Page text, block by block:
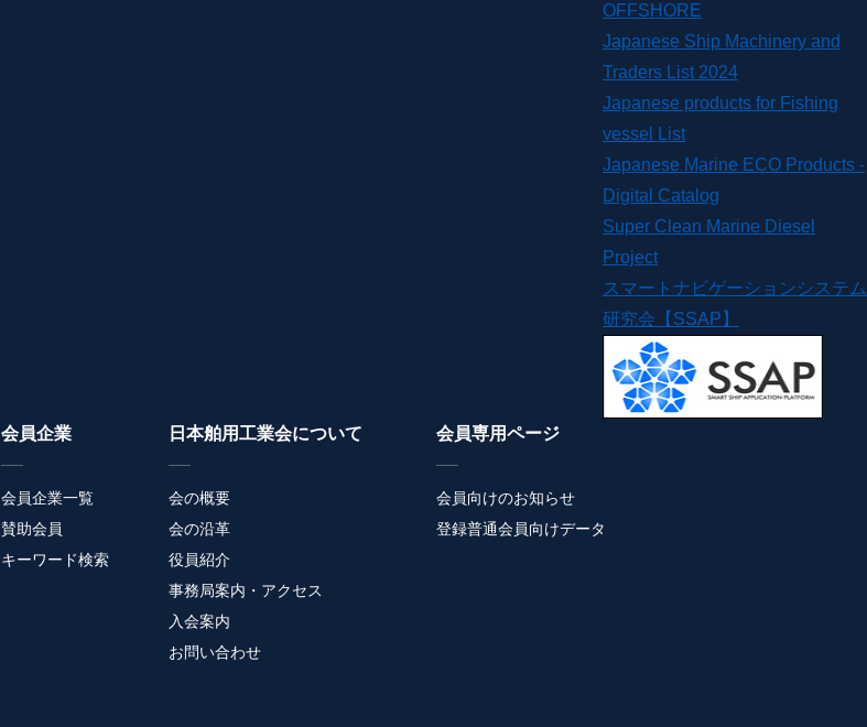
OFFSHORE
Japanese Ship Machinery and
Traders List 2024
Japanese products for Fishing
vessel List
Japanese Marine ECO Products -
Digital Catalog
Super Clean Marine Diesel
Project
スマートナビゲーションシステム
研究会【SSAP】
会員企業
会員企業一覧
賛助会員
キーワード検索
日本舶用工業会について
会の概要
会の沿革
役員紹介
事務局案内・アクセス
入会案内
お問い合わせ
会員専用ページ
会員向けのお知らせ
登録普通会員向けデータ